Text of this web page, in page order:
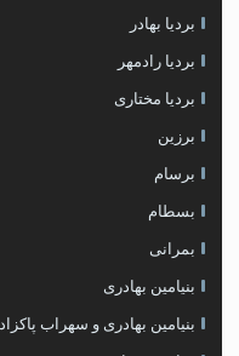
بردیا بهادر
بردیا رادمهر
بردیا مختاری
برزین
برسام
بسطام
بمرانی
بنیامین بهادری
بنیامین بهادری و سهراب پاکزاد